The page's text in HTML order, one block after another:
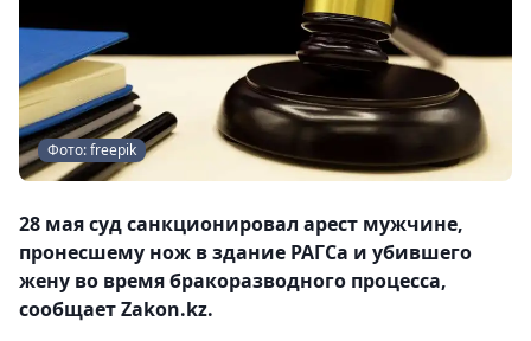
Фото: freepik
28 мая суд санкционировал арест мужчине,
пронесшему нож в здание РАГСа и убившего
жену во время бракоразводного процесса,
сообщает Zakon.kz.